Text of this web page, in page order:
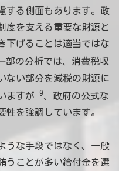
する側面もあります。政
度を支える重要な財源と
下げることは適当ではな
部の分析では、消費税収
ない部分を減税の財源に
ますが 9、政府の公式な
性を強調しています。
うな手段ではなく、一般
うことが多い給付金を選